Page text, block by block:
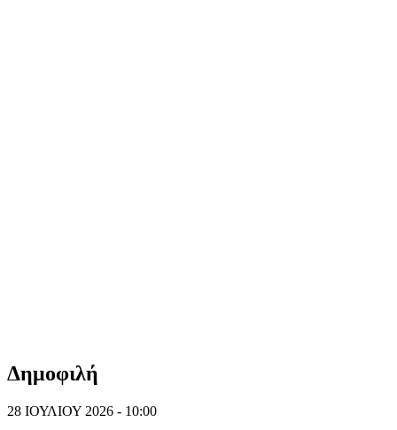
Δημοφιλή
28 ΙΟΥΛΙΟΥ 2026 - 10:00